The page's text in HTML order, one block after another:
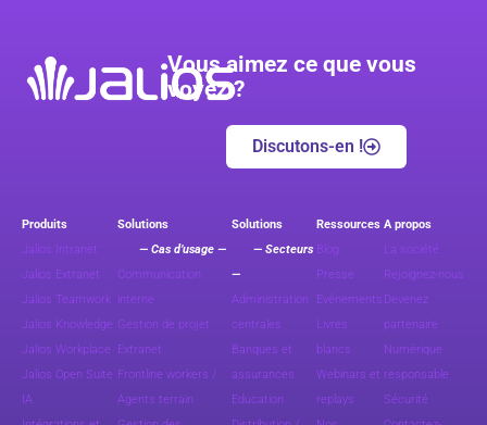
Vous aimez ce que vous
voyez ?
Discutons-en !
Produits
Jalios Intranet
Jalios Extranet
Jalios Teamwork
Jalios Knowledge
Jalios Workplace
Jalios Open Suite
IA
Solutions
— Cas d’usage —
Communication
interne
Gestion de projet
Extranet
Frontline workers /
Agents terrain
Solutions
— Secteurs
—
Administration
centrales
Banques et
assurances
Education
Ressources
Blog
Presse
Evénements
Livres
blancs
Webinars et
replays
A propos
La société
Rejoignez-nous
Devenez
partenaire
Numérique
responsable
Sécurité